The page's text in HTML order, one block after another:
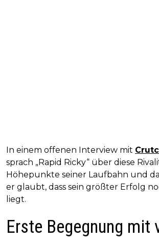
In einem offenen Interview mit
sprach „Rapid Ricky“ über diese
Höhepunkte seiner Laufbahn und
er glaubt, dass sein größter Erfolg
liegt.
Erste Begegnung mit